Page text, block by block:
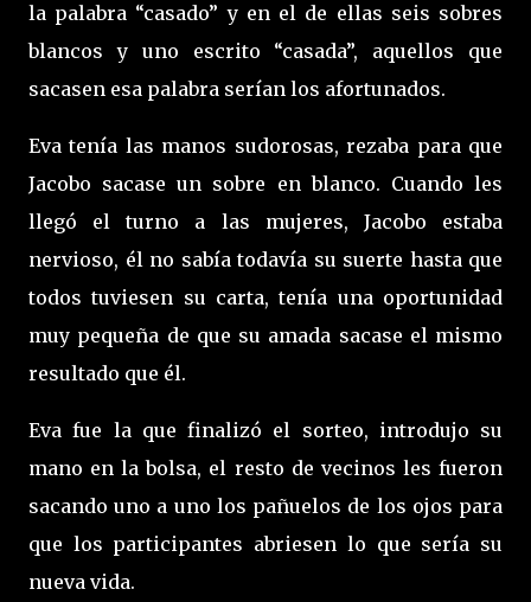
la palabra “casado” y en el de ellas seis sobres
blancos y uno escrito “casada”, aquellos que
sacasen esa palabra serían los afortunados.
Eva tenía las manos sudorosas, rezaba para que
Jacobo sacase un sobre en blanco. Cuando les
llegó el turno a las mujeres, Jacobo estaba
nervioso, él no sabía todavía su suerte hasta que
todos tuviesen su carta, tenía una oportunidad
muy pequeña de que su amada sacase el mismo
resultado que él.
Eva fue la que finalizó el sorteo, introdujo su
mano en la bolsa, el resto de vecinos les fueron
sacando uno a uno los pañuelos de los ojos para
que los participantes abriesen lo que sería su
nueva vida.